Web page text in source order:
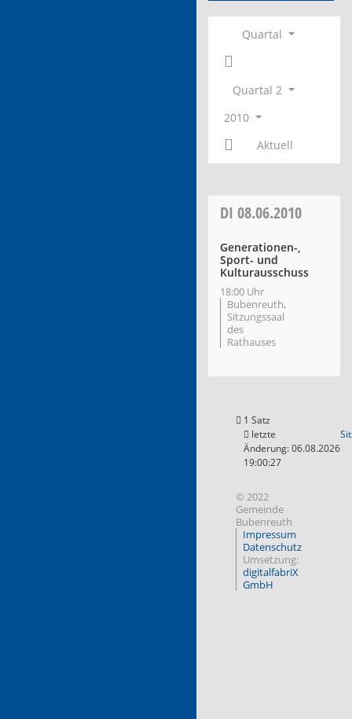
Quartal
Quartal 2
2010
Aktuell
DI 08.06.2010
Generationen-,
Sport- und
Kulturausschuss
18:00 Uhr
Bubenreuth,
Sitzungssaal
des
Rathauses
1 Satz
letzte
Änderung: 06.08.2026
19:00:27
© 2022
Gemeinde
Bubenreuth
Impressum
Datenschutz
Umsetzung:
digitalfabriX
GmbH